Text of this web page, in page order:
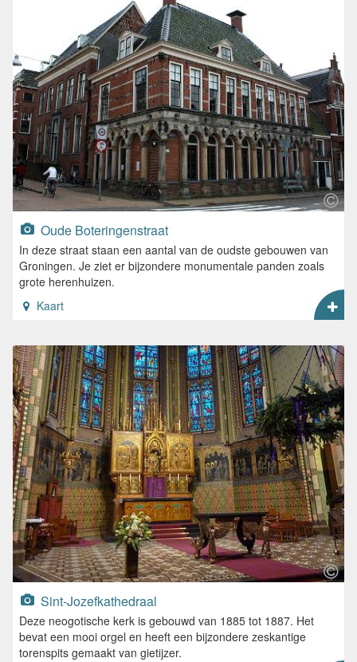
Oude Boteringenstraat
In deze straat staan een aantal van de oudste gebouwen van
Groningen. Je ziet er bijzondere monumentale panden zoals
grote herenhuizen.
Kaart
Sint-Jozefkathedraal
Deze neogotische kerk is gebouwd van 1885 tot 1887. Het
bevat een mooi orgel en heeft een bijzondere zeskantige
torenspits gemaakt van gietijzer.